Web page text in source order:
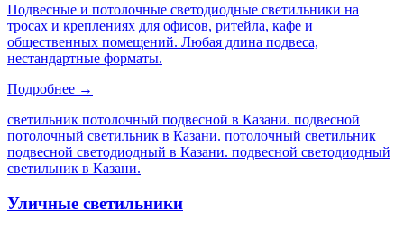
Подвесные и потолочные светодиодные светильники на
тросах и креплениях для офисов, ритейла, кафе и
общественных помещений. Любая длина подвеса,
нестандартные форматы.
Подробнее →
светильник потолочный подвесной в Казани. подвесной
потолочный светильник в Казани. потолочный светильник
подвесной светодиодный в Казани. подвесной светодиодный
светильник в Казани.
Уличные светильники